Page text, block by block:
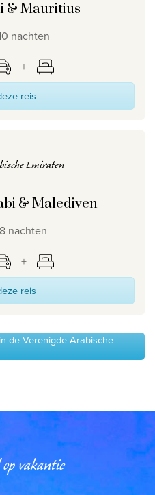
& Mauritius
nachten
reis
Emiraten
& Malediven
nachten
reis
de Verenigde Arabische
vakantie